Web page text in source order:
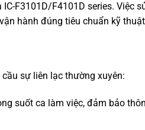
F3101D/F4101D series. Việc
hành đúng tiêu chuẩn kỹ
sự liên lạc thường xuyên:
suốt ca làm việc, đảm bảo